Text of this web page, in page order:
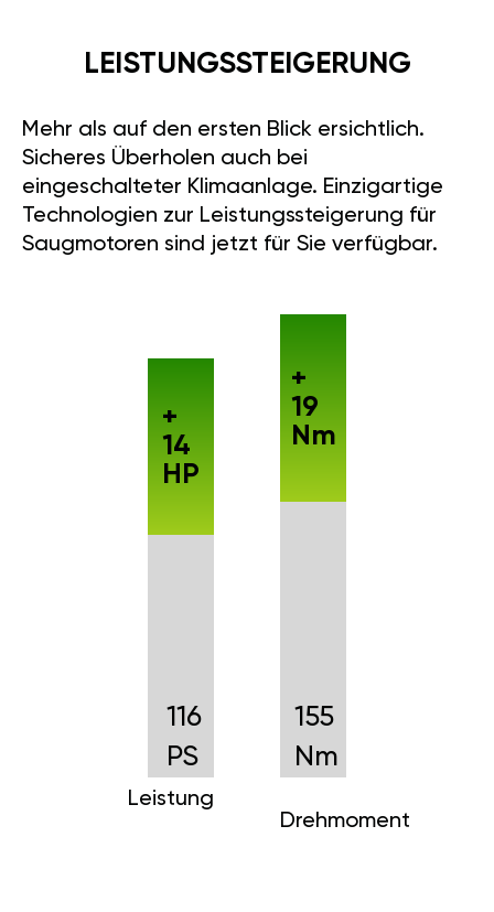
LEISTUNGSSTEIGERUNG
Mehr als auf den ersten Blick ersichtlich.
Sicheres Überholen auch bei
eingeschalteter Klimaanlage. Einzigartige
Technologien zur Leistungssteigerung für
Saugmotoren sind jetzt für Sie verfügbar.
116
PS
Leistung
+
14
HP
155
Nm
Drehmoment
+
19
Nm